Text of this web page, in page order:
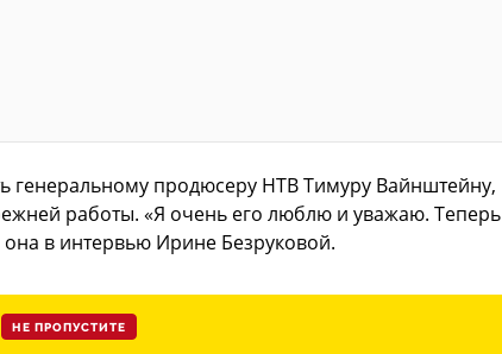
генеральному продюсеру НТВ Тимуру Вайнштейну,
работы. «Я очень его люблю и уважаю. Теперь
в интервью Ирине Безруковой.
НЕ ПРОПУСТИТЕ